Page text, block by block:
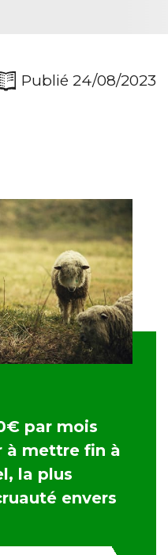
Publié 24/08/2023
par mois
à mettre fin à
la plus
envers